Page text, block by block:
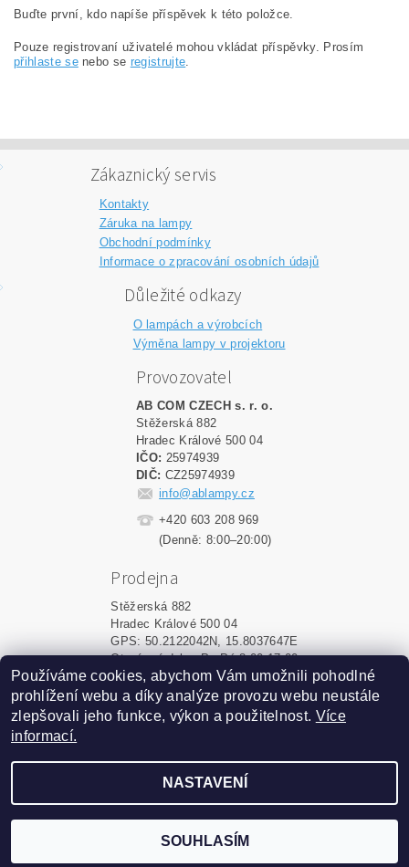
Buďte první, kdo napíše příspěvek k této položce.
Pouze registrovaní uživatelé mohou vkládat příspěvky. Prosím
přihlaste senebo se registrujte.
Zákaznický servis
Kontakty
Záruka na lampy
Obchodní podmínky
Informace o zpracování osobních údajů
Důležité odkazy
O lampách a výrobcích
Výměna lampy v projektoru
Provozovatel
AB COM CZECH s. r. o.
Stěžerská 882
Hradec Králové 500 04
IČO: 25974939
DIČ: CZ25974939
info@ablampy.cz
+420 603 208 969
(Denně: 8:00–20:00)
Prodejna
Stěžerská 882
Hradec Králové 500 04
GPS: 50.2122042N, 15.8037647E
Otevírací doba: Po-Pá 8:00-17:00
2026 © ablampy.cz, všechna práva vyhrazena Upravit nastavení cookies
Podle zákona o evidenci tržeb
je prodávající povinen
Zároveň je povinen
Používáme cookies, abychom Vám umožnili pohodlné
prohlížení webu a díky analýze provozu webu neustále
zlepšovali jeho funkce, výkon a použitelnost. Více
informací.
NASTAVENÍ
SOUHLASÍM